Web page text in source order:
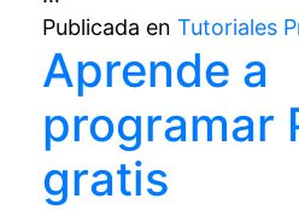
Publicada en Tutoriales
Aprende a
programar
gratis